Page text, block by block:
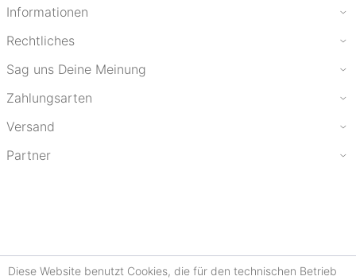
Informationen
Rechtliches
Sag uns Deine Meinung
Zahlungsarten
Versand
Partner
Diese Website benutzt Cookies, die für den technischen Betrieb